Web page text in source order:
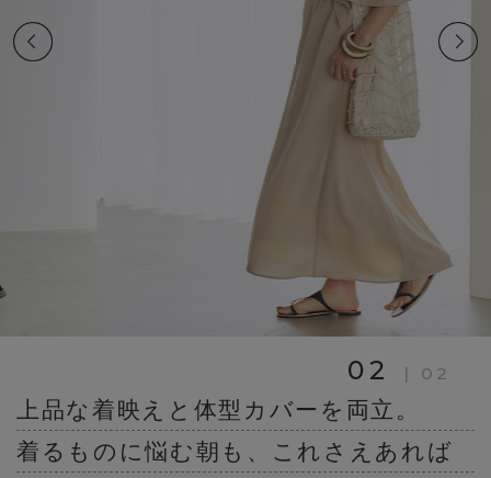
01 | 02
上品な着映えと体型カバーを両立。
着るものに悩む朝も、これさえあれば